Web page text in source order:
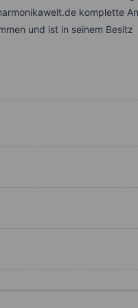
komplette
und ist in seinem Besitz